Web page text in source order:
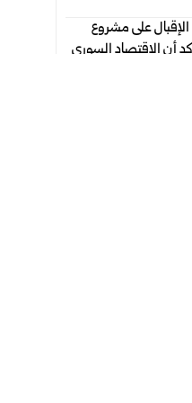
الإقبال على مشروع
أن الاقتصاد السوري